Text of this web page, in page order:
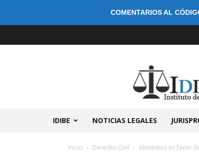
COMENTARIOS AL
IDIBE NOTICIAS LEGALES
Inicio Derecho Civil Alimentos en favor